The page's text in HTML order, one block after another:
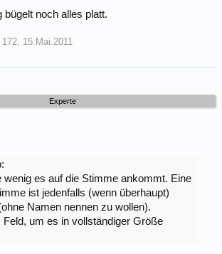
bügelt noch alles platt.
, 15.Mai.2011
Experte
wenig es auf die Stimme ankommt. Eine
ist jedenfalls (wenn überhaupt)
Namen nennen zu wollen).
Feld, um es in vollständiger Größe